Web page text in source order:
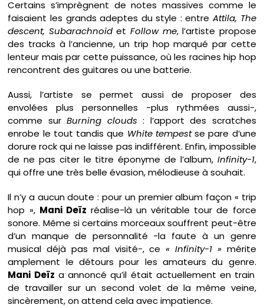
Certains s’imprègnent de notes massives comme le
faisaient les grands adeptes du style : entre Attila, The
descent, SubarachnoidetFollow me, l’artiste propose
des tracks à l’ancienne, un trip hop marqué par cette
lenteur mais par cette puissance, où les racines hip hop
rencontrent des guitares ou une batterie.
Aussi, l’artiste se permet aussi de proposer des
envolées plus personnelles -plus rythmées aussi-,
comme surBurning clouds : l’apport des scratches
enrobe le tout tandis que White tempestse pare d’une
dorure rock qui ne laisse pas indifférent. Enfin, impossible
de ne pas citer le titre éponyme de l’album, Infinity-1,
qui offre une très belle évasion, mélodieuse à souhait.
Il n’y a aucun doute : pour un premier album façon « trip
hop », Mani Deïz réalise-là un véritable tour de force
sonore. Même si certains morceaux souffrent peut-être
d’un manque de personnalité -la faute à un genre
musical déjà pas mal visité-, ce« Infinity-1 » mérite
amplement le détours pour les amateurs du genre.
Mani Deïz a annoncé qu’il était actuellement en train
de travailler sur un second volet de la même veine,
sincèrement, on attend cela avec impatience.